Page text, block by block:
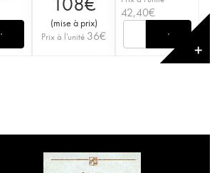
(mise à prix)
Prix à l'unité 36€
42,40€
✕